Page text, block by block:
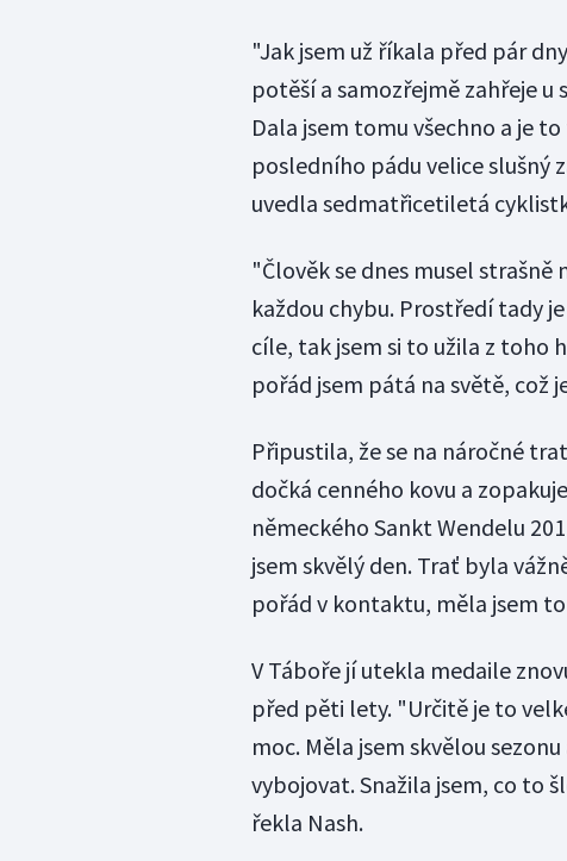
"Jak jsem už říkala před pár
potěší a samozřejmě zahřeje
Dala jsem tomu všechno a je
posledního pádu velice slušný
uvedla sedmatřicetiletá
"Člověk se dnes musel strašně
každou chybu. Prostředí tady
cíle, tak jsem si to užila z toho
pořád jsem pátá na světě, což
Připustila, že se na náročné
dočká cenného kovu a
německého Sankt Wendelu
jsem skvělý den. Trať byla
pořád v kontaktu, měla jsem
V Táboře jí utekla medaile
před pěti lety. "Určitě je to
moc. Měla jsem skvělou
vybojovat. Snažila jsem, co to
řekla Nash.